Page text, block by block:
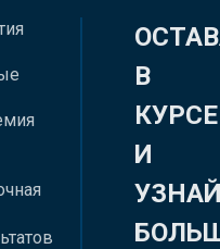
В
КУРСЕ
И